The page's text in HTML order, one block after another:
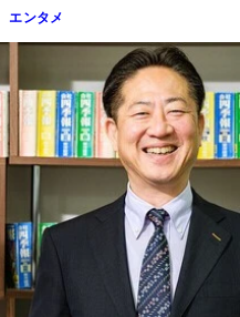
エンタメ